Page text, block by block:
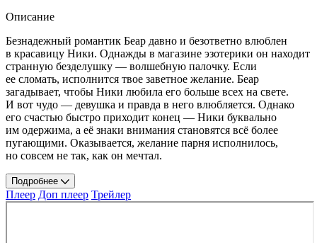
Описание
Безнадежный романтик Беар давно и безответно влюблен
в красавицу Ники. Однажды в магазине эзотерики он находит
странную безделушку — волшебную палочку. Если
ее сломать, исполнится твое заветное желание. Беар
загадывает, чтобы Ники любила его больше всех на свете.
И вот чудо — девушка и правда в него влюбляется. Однако
его счастью быстро приходит конец — Ники буквально
им одержима, а её знаки внимания становятся всё более
пугающими. Оказывается, желание парня исполнилось,
но совсем не так, как он мечтал.
Подробнее
Плеер Доп плеер Трейлер